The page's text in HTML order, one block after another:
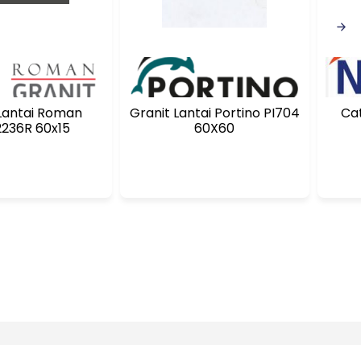
Roman
60x15
Granit Lantai Portino PI704
60X60